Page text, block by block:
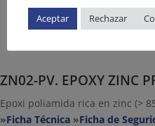
ZN02-PV. EPOXY ZINC
Epoxi poliamida rica en zinc (>
»Ficha Técnica »Ficha de
Aceptar Rechazar